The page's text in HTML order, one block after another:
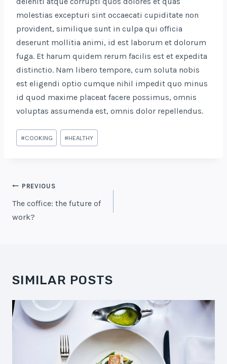
molestias excepturi sint occaecati cupiditate non
provident, similique sunt in culpa qui officia
deserunt mollitia animi, id est laborum et dolorum
fuga. Et harum quidem rerum facilis est et expedita
distinctio. Nam libero tempore, cum soluta nobis
est eligendi optio cumque nihil impedit quo minus
id quod maxime placeat facere possimus, omnis
voluptas assumenda est, omnis dolor repellendus.
Post
Tags:
#COOKING #HEALTHY
POST
NAVIGATION
PREVIOUS
The coffice: the future of
work?
SIMILAR POSTS